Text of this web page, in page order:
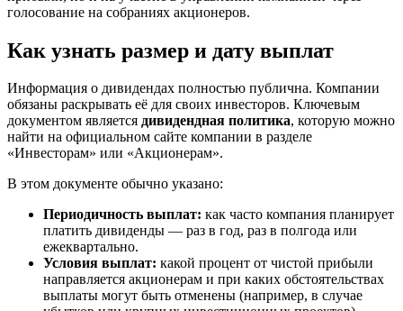
голосование на собраниях акционеров.
Как узнать размер и дату выплат
Информация о дивидендах полностью публична. Компании
обязаны раскрывать её для своих инвесторов. Ключевым
документом является дивидендная политика, которую можно
найти на официальном сайте компании в разделе
«Инвесторам» или «Акционерам».
В этом документе обычно указано:
Периодичность выплат: как часто компания планирует
платить дивиденды — раз в год, раз в полгода или
ежеквартально.
Условия выплат: какой процент от чистой прибыли
направляется акционерам и при каких обстоятельствах
выплаты могут быть отменены (например, в случае